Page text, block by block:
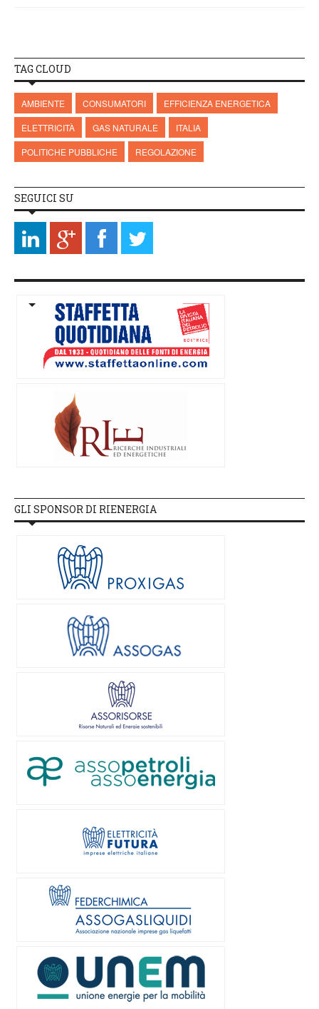
TAG CLOUD
AMBIENTE CONSUMATORI
EFFICIENZA ENERGETICA
ELETTRICITÀ
GAS NATURALE
ITALIA
POLITICHE PUBBLICHE
REGOLAZIONE
SEGUICI SU
GLI SPONSOR DI RIENERGIA